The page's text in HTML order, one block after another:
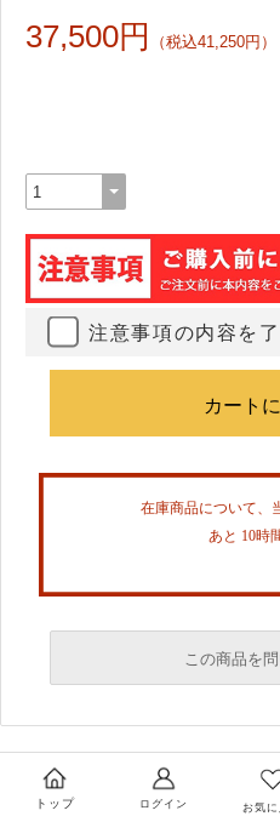
37,500円 （税込41,250円）
注意事項の内容を
在庫商品について、
あと 10時
この商品を
トップ ログイン お気に